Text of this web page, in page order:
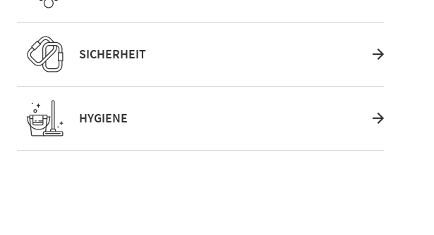
SICHERHEIT
HYGIENE